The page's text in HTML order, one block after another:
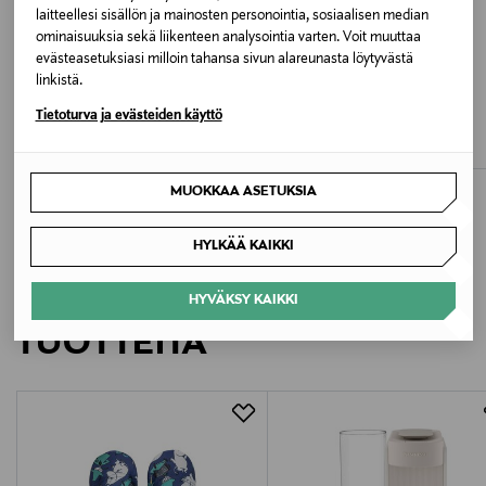
laitteellesi sisällön ja mainosten personointia, sosiaalisen median
ominaisuuksia sekä liikenteen analysointia varten. Voit muuttaa
evästeasetuksiasi milloin tahansa sivun alareunasta löytyvästä
linkistä.
Tietoturva ja evästeiden käyttö
MUOKKAA ASETUKSIA
HYLKÄÄ KAIKKI
HYVÄKSY KAIKKI
BEH PVH BLACK
Valmistusmaa
Turkki
Calvin Klein Europe B.V.
Valmistajan osoite
service.eu@calvinklein.com
ETUKUPONKITUOTE
Uimashortsit
LISÄÄ KIINNOSTAVIA
TUOTTEITA